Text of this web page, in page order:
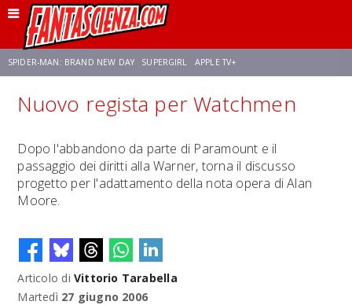
SPIDER-MAN: BRAND NEW DAY SUPERGIRL APPLE TV+
FRANCO RICCIARDIELLO ZENDAYA STAR TREK AVENGERS: DOOMSDAY
NETFLIX SADIE SINK STAR TREK: STRANGE NEW WORLDS
Nuovo regista per Watchmen
Dopo l'abbandono da parte di Paramount e il
passaggio dei diritti alla Warner, torna il discusso
progetto per l'adattamento della nota opera di Alan
Moore.
Articolo di Vittorio Tarabella
Martedì 27 giugno 2006